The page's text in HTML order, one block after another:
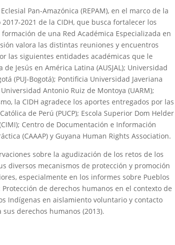
Pan-Amazónica (REPAM), en el marco de la
2021 de la CIDH, que busca fortalecer los
de una Red Académica Especializada en
valora las distintas reuniones y encuentros
las siguientes entidades académicas que le
Jesús en América Latina (AUSJAL); Universidad
(PUJ-Bogotá); Pontificia Universidad Javeriana
Antonio Ruiz de Montoya (UARM);
la CIDH agradece los aportes entregados por las
de Perú (PUCP); Escola Superior Dom Helder
Centro de Documentación e Información
(CAAAP) y Guyana Human Rights Association.
sobre la agudización de los retos de los
diversos mecanismos de protección y promoción
especialmente en los informes sobre Pueblos
de derechos humanos en el contexto de
Indígenas en aislamiento voluntario y contacto
derechos humanos (2013).